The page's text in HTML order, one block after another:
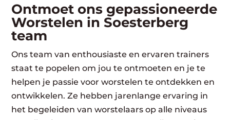
Ontmoet ons gepassioneerde
Worstelen in Soesterberg
team
Ons team van enthousiaste en ervaren trainers
staat te popelen om jou te ontmoeten en je te
helpen je passie voor worstelen te ontdekken en
ontwikkelen. Ze hebben jarenlange ervaring in
het begeleiden van worstelaars op alle niveaus